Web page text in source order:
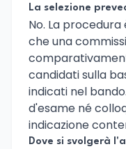
La selezione
No. La procedura
che una
candidati sulla
indicati nel
d'esame né
indicazione
Dove si svolgerà